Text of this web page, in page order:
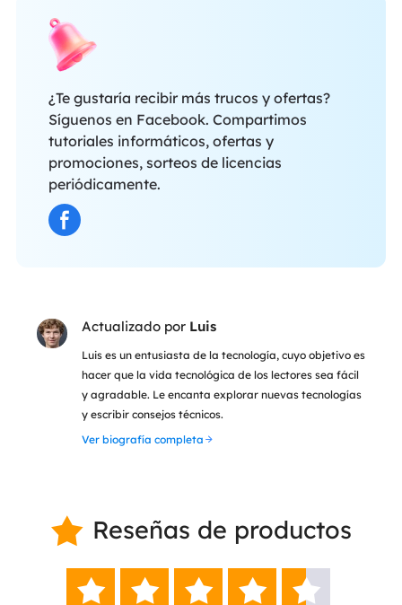
¿Te gustaría recibir más trucos y ofertas?
Síguenos en Facebook. Compartimos
tutoriales informáticos, ofertas y
promociones, sorteos de licencias
periódicamente.
Actualizado por Luis
Luis es un entusiasta de la tecnología, cuyo objetivo es
hacer que la vida tecnológica de los lectores sea fácil
y agradable. Le encanta explorar nuevas tecnologías
y escribir consejos técnicos.
Ver biografía completa
 Reseñas de productos
    